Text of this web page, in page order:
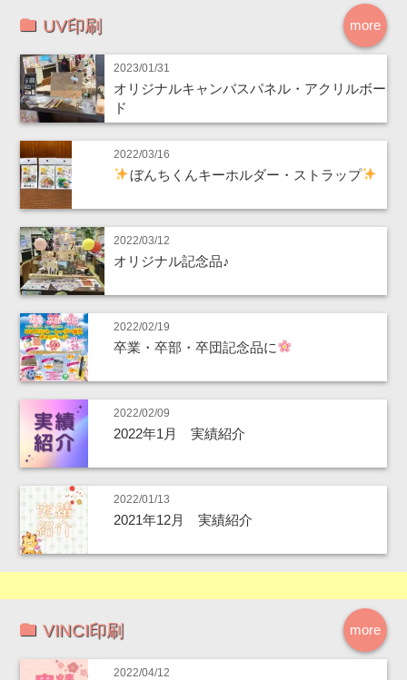
more
UV印刷
2023/01/31
オリジナルキャンバスパネル・アクリルボー
ド
2022/03/16
ぼんちくんキーホルダー・ストラップ
2022/03/12
オリジナル記念品♪
2022/02/19
卒業・卒部・卒団記念品に
2022/02/09
2022年1月 実績紹介
2022/01/13
2021年12月 実績紹介
more
VINCI印刷
2022/04/12